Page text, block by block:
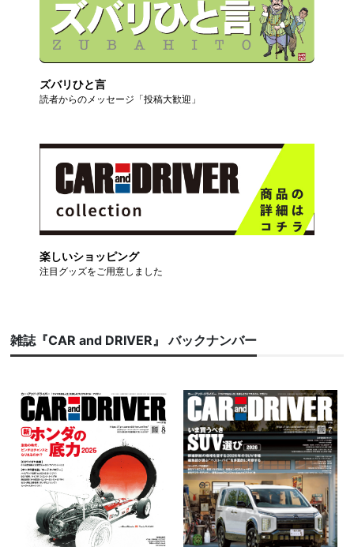
ズバリひと言
読者からのメッセージ「投稿大歓迎」
楽しいショッピング
注目グッズをご用意しました
雑誌『CAR and DRIVER』 バックナンバー